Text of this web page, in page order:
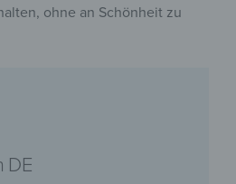
ohne an Schönheit zu
DE